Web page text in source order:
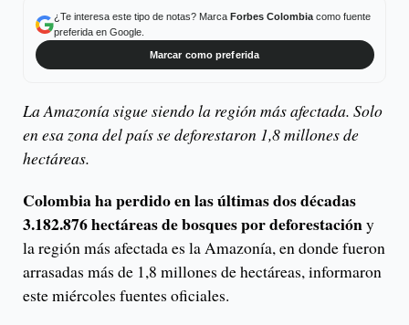
¿Te interesa este tipo de notas? Marca Forbes Colombiacomo fuente
preferida en Google.
Marcar como preferida
La Amazonía sigue siendo la región más afectada. Solo
en esa zona del país se deforestaron 1,8 millones de
hectáreas.
Colombia ha perdido en las últimas dos décadas
3.182.876 hectáreas de bosques por deforestacióny
la región más afectada es la Amazonía, en donde fueron
arrasadas más de 1,8 millones de hectáreas, informaron
este miércoles fuentes oficiales.